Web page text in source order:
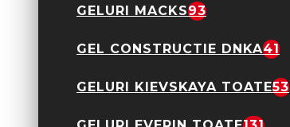
GELURI MACKS93
GEL CONSTRUCTIE DNKA41
GELURI KIEVSKAYA TOATE53
ULEI CUTICULE AFINE
EVERIN 10ML